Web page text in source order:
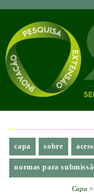
capa sobre
normas para
Capa